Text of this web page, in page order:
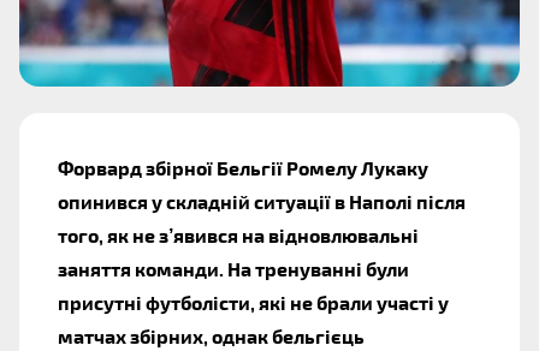
Форвард збірної Бельгії Ромелу Лукаку
опинився у складній ситуації в Наполі після
того, як не з’явився на відновлювальні
заняття команди. На тренуванні були
присутні футболісти, які не брали участі у
матчах збірних, однак бельгієць